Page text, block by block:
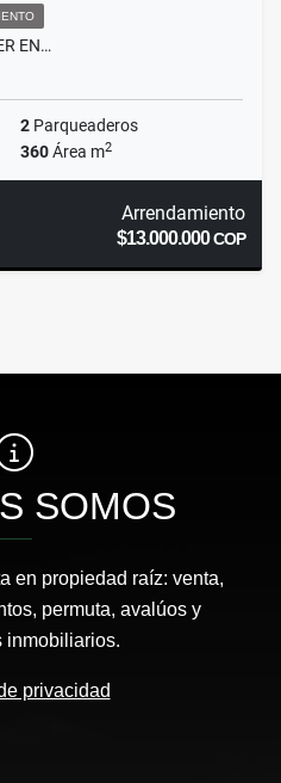
EN…
2 Parqueaderos
360Área m2
Arrendamiento
$13.000.000COP
SOMOS
en propiedad raíz: venta,
permuta, avalúos y
inmobiliarios.
privacidad